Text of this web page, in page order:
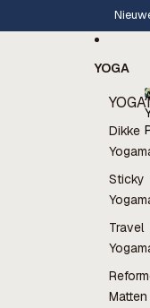
YOGA
Dikke
Sticky
Travel
Matten